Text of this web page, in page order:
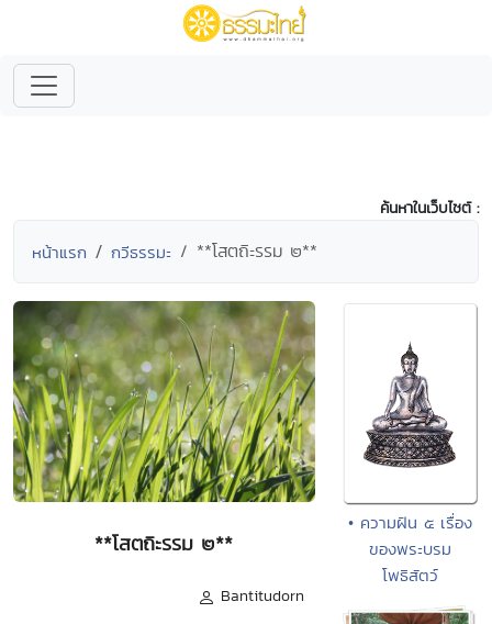
ค้นหาในเว็บไซต์ :
หน้าแรก กวีธรรมะ **โสตถิะรรม ๒**
**โสตถิะรรม ๒**
Bantitudorn
• ความฝัน ๕ เรื่อง
ของพระบรม
โพธิสัตว์